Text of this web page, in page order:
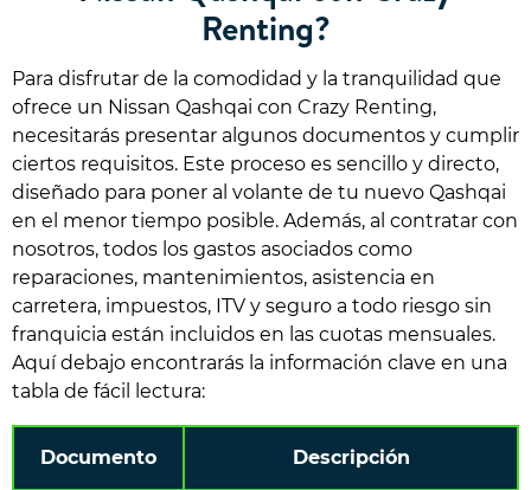
Renting?
Para disfrutar de la comodidad y la tranquilidad que
ofrece un Nissan Qashqai con Crazy Renting,
necesitarás presentar algunos documentos y cumplir
ciertos requisitos. Este proceso es sencillo y directo,
diseñado para poner al volante de tu nuevo Qashqai
en el menor tiempo posible. Además, al contratar con
nosotros, todos los gastos asociados como
reparaciones, mantenimientos, asistencia en
carretera, impuestos, ITV y seguro a todo riesgo sin
franquicia están incluidos en las cuotas mensuales.
Aquí debajo encontrarás la información clave en una
tabla de fácil lectura:
Documento Descripción